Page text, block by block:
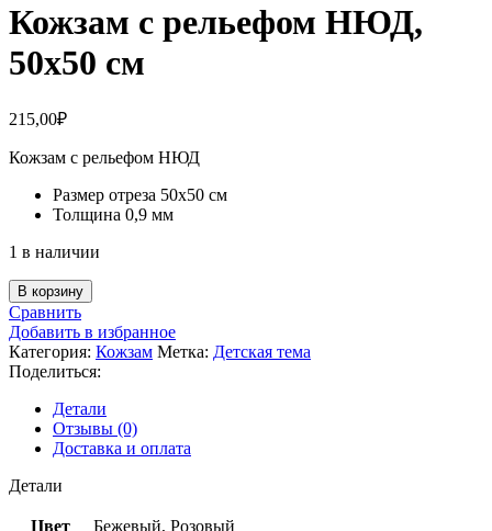
Кожзам с рельефом НЮД,
50х50 см
215,00₽
Кожзам с рельефом НЮД
Размер отреза 50х50 см
Толщина 0,9 мм
1 в наличии
Количество
товара
Кожзам
с
рельефом
НЮД,
50х50
В корзину
Сравнить
Добавить в избранное
Категория: Кожзам Метка: Детская тема
Поделиться:
Детали
Отзывы (0)
Доставка и оплата
Детали
Цвет Бежевый, Розовый